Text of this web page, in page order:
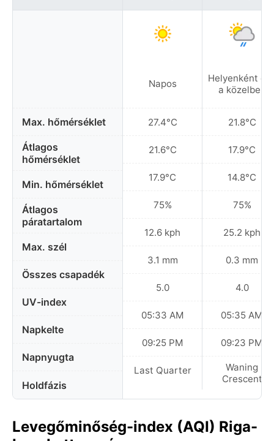
Max. hőmérséklet
Átlagos
hőmérséklet
Min. hőmérséklet
Átlagos
páratartalom
Max. szél
Összes csapadék
UV-index
Napkelte
Napnyugta
Holdfázis
Napos
27.4°C
21.6°C
17.9°C
75%
12.6 kph
3.1 mm
5.0
05:33 AM
09:25 PM
Last Quarter
Helyenként
a közelben
21.8°C
17.9°C
14.8°C
75%
25.2 kph
0.3 mm
4.0
05:35 AM
09:23 PM
Waning
Crescent
Levegőminőség-index (AQI) Riga-